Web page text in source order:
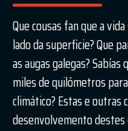
Que cousas fan que a
lado da superficie? Que
as augas galegas?
miles de quilómetros
climático? Estas e
desenvolvemento